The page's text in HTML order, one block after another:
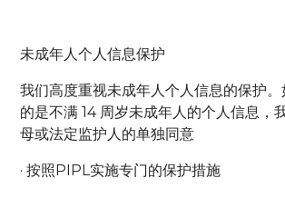
未成年人个人信息保护
我们高度重视未成年人个人信息的保护
的是不满 14 周岁未成年人的个人信息，
母或法定监护人的单独同意
· 按照PIPL实施专门的保护措施